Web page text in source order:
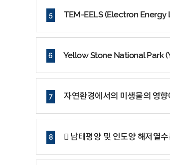
5 TEM-EELS (Electron Energy
6 Yellow Stone National Park
7 자연환경에서의 미생물의 영
8  남태평양 및 인도양 해저열